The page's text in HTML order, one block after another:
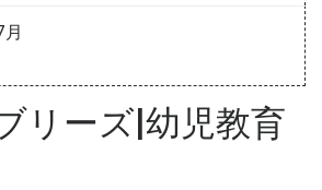
リーズ|幼児教育